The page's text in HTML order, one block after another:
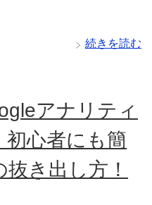
続きを読む
アナリティ
初心者にも簡
き出し方！